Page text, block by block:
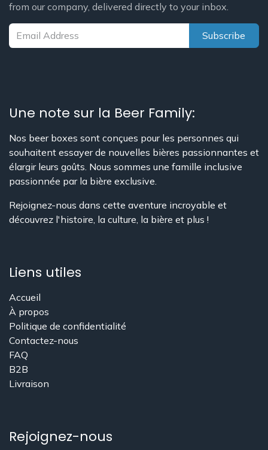
from our company, delivered directly to your inbox.
Subscribe
Une note sur la Beer Family:
Nos beer boxes sont conçues pour les personnes qui
souhaitent essayer de nouvelles bières passionnantes et
élargir leurs goûts. Nous sommes une famille inclusive
passionnée par la bière exclusive.
Rejoignez-nous dans cette aventure incroyable et
découvrez l'histoire, la culture, la bière et plus !
Liens utiles
Accueil
À propos
​Politique de confidentialité
Contactez-nous
FAQ
B2B
Livraison
Rejoignez-nous